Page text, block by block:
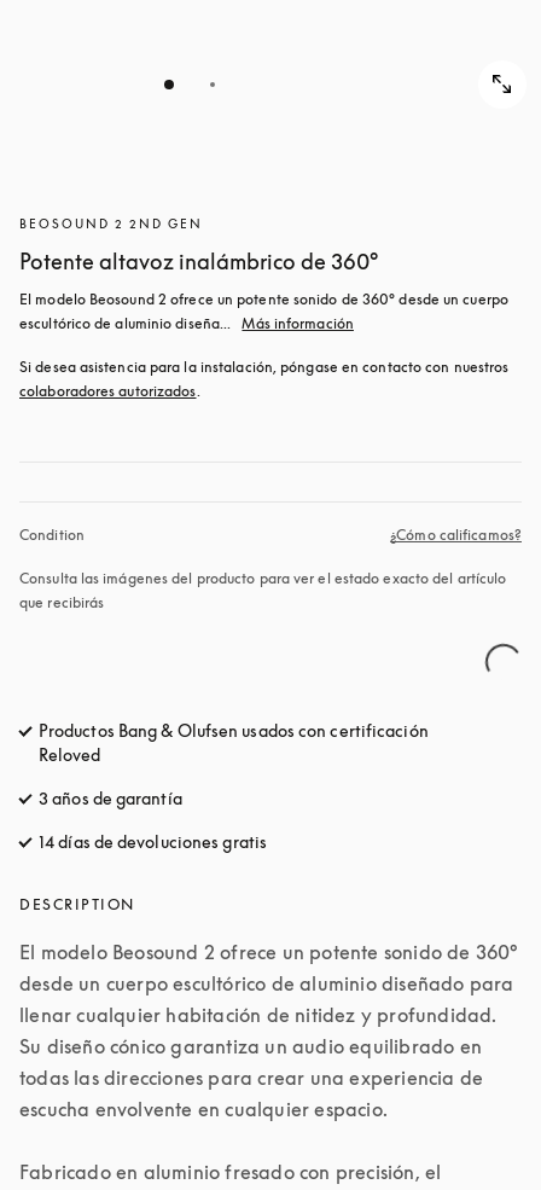
BEOSOUND 2 2ND GEN
Potente altavoz inalámbrico de 360°
El modelo Beosound 2 ofrece un potente sonido de 360° desde un cuerpo
escultórico de aluminio diseña...
Más información
colaboradores autorizados.
Condition ¿Cómo calificamos?
Consulta las imágenes del producto para ver el estado exacto del artículo
que recibirás
Productos Bang & Olufsen usados ​con certificación
Reloved
3 años de garantía
14 días de devoluciones gratis
DESCRIPTION
El modelo Beosound 2 ofrece un potente sonido de 360°
desde un cuerpo escultórico de aluminio diseñado para
llenar cualquier habitación de nitidez y profundidad.
Su diseño cónico garantiza un audio equilibrado en
todas las direcciones para crear una experiencia de
escucha envolvente en cualquier espacio.
Fabricado en aluminio fresado con precisión, el